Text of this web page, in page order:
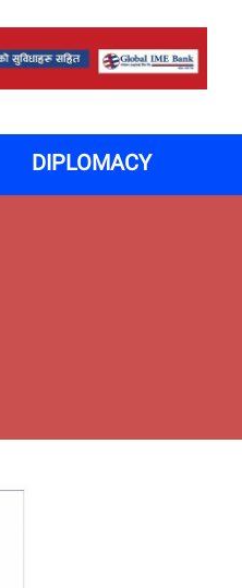
DIPLOMACY